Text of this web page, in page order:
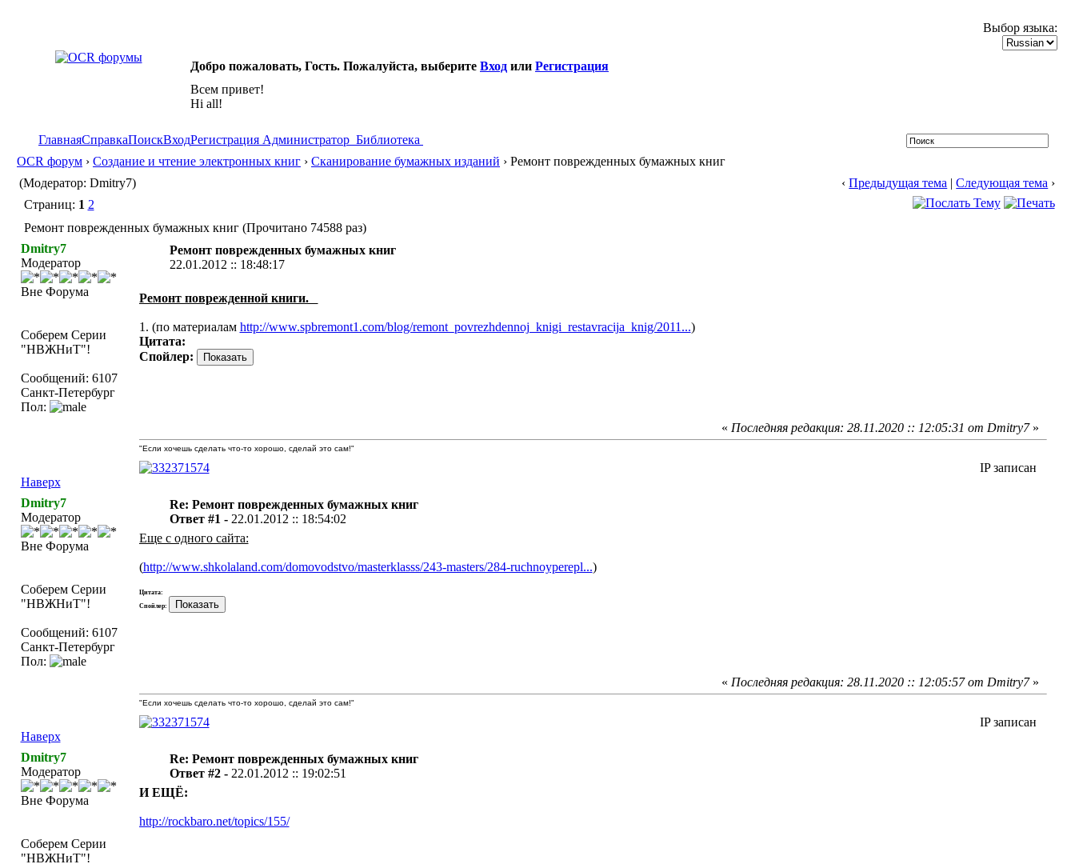
Выбор языка:
Добро пожаловать, Гость. Пожалуйста, выберите Вход или Регистрация
Всем привет!
Hi all!
ГлавнаяСправкаПоискВходРегистрация Администратор Библиотека
OCR форум › Создание и чтение электронных книг › Сканирование бумажных изданий › Ремонт поврежденных бумажных книг
(Модератор: Dmitry7)
‹Предыдущая тема |Следующая тема ›
Страниц: 1 2
Ремонт поврежденных бумажных книг (Прочитано 74588 раз)
Dmitry7
Модератор
Вне Форума
Соберем Серии
"НВЖНиТ"!
Сообщений: 6107
Санкт-Петербург
Пол:
Ремонт поврежденных бумажных книг
22.01.2012 :: 18:48:17
Ремонт поврежденной книги.
1. (по материалам http://www.spbremont1.com/blog/remont_povrezhdennoj_knigi_restavracija_knig/2011...)
Цитата:
Спойлер:
Наверх
« Последняя редакция: 28.11.2020 :: 12:05:31 от Dmitry7»
"Если хочешь сделать что-то хорошо, сделай это сам!"
IP записан
Dmitry7
Модератор
Вне Форума
Соберем Серии
"НВЖНиТ"!
Сообщений: 6107
Санкт-Петербург
Пол:
Re: Ремонт поврежденных бумажных книг
Ответ #1 - 22.01.2012 :: 18:54:02
Еще с одного сайта:
(http://www.shkolaland.com/domovodstvo/masterklasss/243-masters/284-ruchnoyperepl...)
Цитата:
Спойлер:
Наверх
« Последняя редакция: 28.11.2020 :: 12:05:57 от Dmitry7»
"Если хочешь сделать что-то хорошо, сделай это сам!"
IP записан
Dmitry7
Модератор
Вне Форума
Соберем Серии
"НВЖНиТ"!
Re: Ремонт поврежденных бумажных книг
Ответ #2 - 22.01.2012 :: 19:02:51
И ЕЩЁ:
http://rockbaro.net/topics/155/